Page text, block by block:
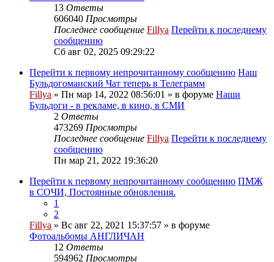
13 Ответы
606040 Просмотры
Последнее сообщение Fillya Перейти к последнему
сообщению
Сб авг 02, 2025 09:29:22
Перейти к первому непрочитанному сообщению Наш
Бульдогоманский Чат теперь в Телеграмм
Fillya » Пн мар 14, 2022 08:56:01 » в форуме Наши
Бульдоги - в рекламе, в кино, в СМИ
2 Ответы
473269 Просмотры
Последнее сообщение Fillya Перейти к последнему
сообщению
Пн мар 21, 2022 19:36:20
Перейти к первому непрочитанному сообщению ПМЖ
в СОЧИ, Постоянные обновления.
1
2
Fillya » Вс авг 22, 2021 15:37:57 » в форуме
Фотоальбомы АНГЛИЧАН
12 Ответы
594962 Просмотры